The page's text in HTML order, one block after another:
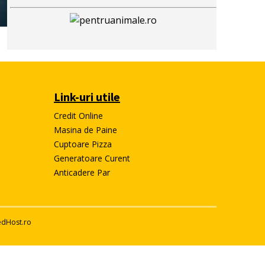
Link-uri utile
Credit Online
Masina de Paine
Cuptoare Pizza
Generatoare Curent
Anticadere Par